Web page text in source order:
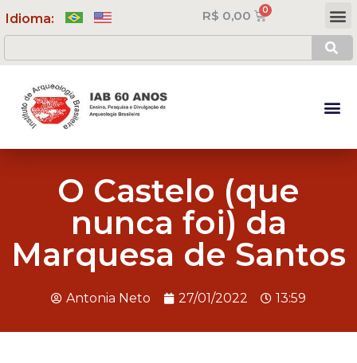
Idioma: R$ 0,00
O Castelo (que
nunca foi) da
Marquesa de Santos
Antonia Neto 27/01/2022 13:59